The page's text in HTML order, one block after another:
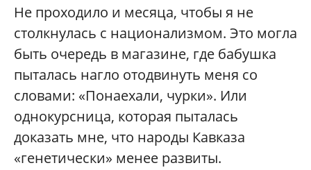
Не проходило и месяца, чтобы я не
столкнулась с национализмом. Это могла
быть очередь в магазине, где бабушка
пыталась нагло отодвинуть меня со
словами: «Понаехали, чурки». Или
однокурсница, которая пыталась
доказать мне, что народы Кавказа
«генетически» менее развиты.